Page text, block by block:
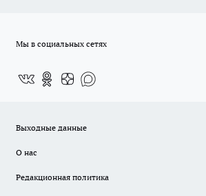
Мы в социальных сетях
Выходные данные
О нас
Редакционная политика